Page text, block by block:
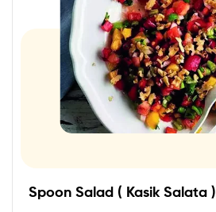
Spoon Salad ( Kasik Salata )